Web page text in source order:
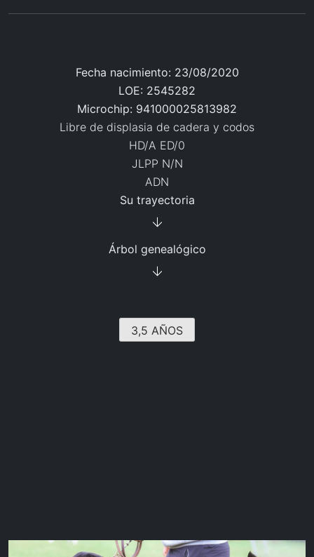
Fecha nacimiento: 23/08/2020
LOE: 2545282
Microchip: 941000025813982
Libre de displasia de cadera y codos
HD/A ED/0
JLPP N/N
ADN
Su trayectoria
Árbol genealógico
3,5 AÑOS